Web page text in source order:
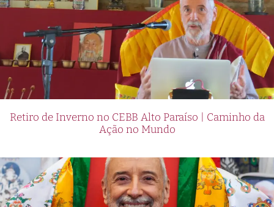
Retiro de Inverno no CEBB Alto Paraíso | Caminho da
Ação no Mundo